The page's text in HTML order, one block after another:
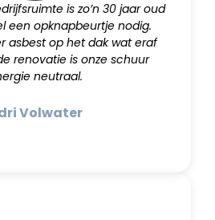
is zo’n 30 jaar oud
een opknapbeurtje nodig.
asbest op het dak wat eraf
renovatie is onze schuur
neutraal.
Volwater